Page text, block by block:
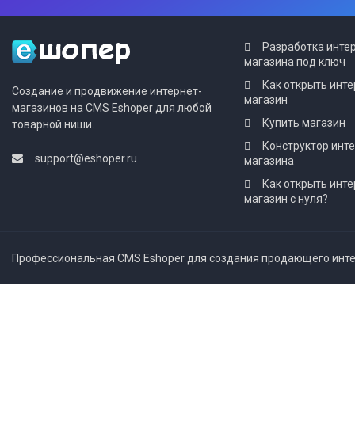
Создание и продвижение интернет-
магазинов на CMS Eshoper для любой
товарной ниши.
support@eshoper.ru
Разработка
магазина под ключ
Как открыть
магазин
Купить магазин
Конструктор
магазина
Как открыть
магазин с нуля?
Профессиональная CMS Eshoper для создания продающего